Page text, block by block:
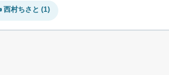
村ちさと (1)